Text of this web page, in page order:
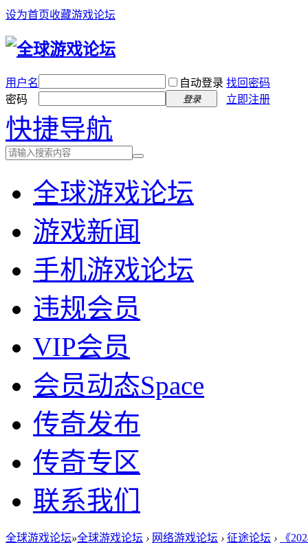
设为首页收藏游戏论坛
用户名 自动登录 找回密码
密码
登录 立即注册
快捷导航
全球游戏论坛
游戏新闻
手机游戏论坛
违规会员
VIP会员
会员动态Space
传奇发布
传奇专区
联系我们
全球游戏论坛»全球游戏论坛 › 网络游戏论坛 › 征途论坛 ›
《